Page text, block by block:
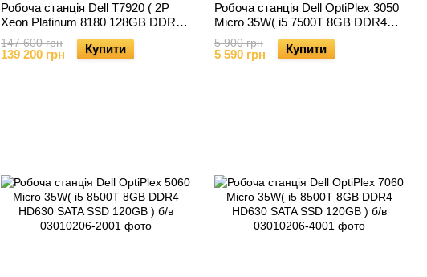
Робоча станція Dell T7920 ( 2P
Xeon Platinum 8180 128GB DDR4
NVS310 1TB NVME ) б.в.
147 600 грн
139 200 грн Купити
Робоча станція Dell OptiPlex 3050
Micro 35W( i5 7500T 8GB DDR4
HD630 SATA SSD 120GB ) б/в
5 900 грн
5 590 грн Купити